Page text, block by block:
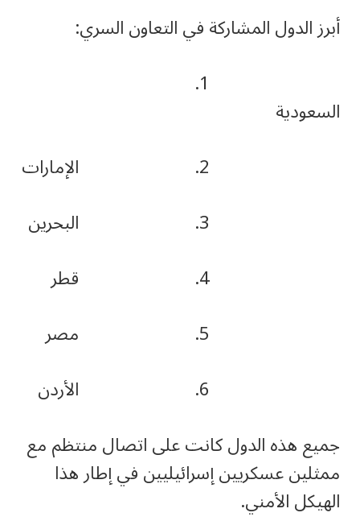
أبرز الدول المشاركة في التعاون السري:
1.
السعودية
جميع هذه الدول كانت على اتصال منتظم مع
ممثلين عسكريين إسرائيليين في إطار هذا
الهيكل الأمني.